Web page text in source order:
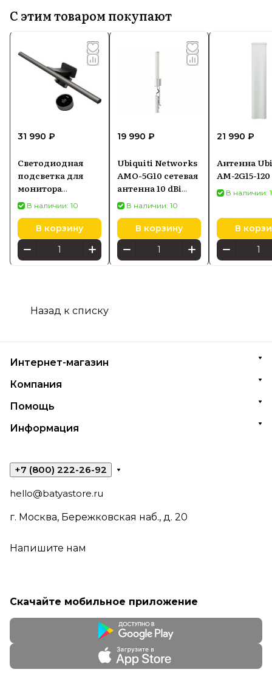
С этим товаром покупают
31 990 ₽
Светодиодная
подсветка для
монитора
SCREENBAR HALO
2
В наличии: 10
В корзину
19 990 ₽
Ubiquiti Networks
AMO-5G10 сетевая
антенна 10 dBi
Секторная
антенна
В наличии: 10
В корзину
21 990 ₽
Антенна
AM-2G15-120
В наличии:
В
Назад к списку
Интернет-магазин
Компания
Помощь
Информация
+7 (800) 222-26-92
hello@batyastore.ru
г. Москва, Бережковская наб., д. 20
Напишите нам
Скачайте мобильное приложение